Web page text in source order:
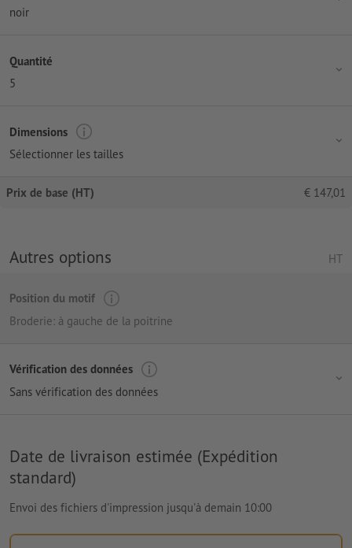
noir
Quantité
5
Dimensions
Sélectionner les tailles
Prix de base (HT) € 147,01
Autres options HT
Position du motif
Broderie: à gauche de la poitrine
Vérification des données
Sans vérification des données
Date de livraison estimée (Expédition
standard)
Envoi des fichiers d'impression jusqu'à demain 10:00